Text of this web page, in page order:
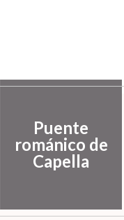
Puente
románico de
Capella